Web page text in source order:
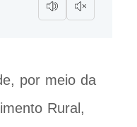
por meio da
Rural,